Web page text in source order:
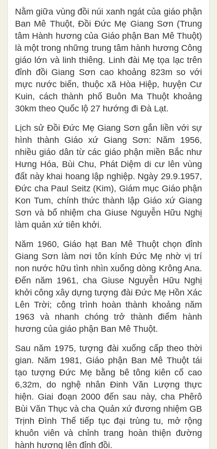
Nằm giữa vùng đồi núi xanh ngát của giáo phận
Ban Mê Thuột, Đồi Đức Mẹ Giang Sơn (Trung
tâm Hành hương của Giáo phận Ban Mê Thuột)
là một trong những trung tâm hành hương Công
giáo lớn và linh thiêng. Linh đài Mẹ tọa lạc trên
đỉnh đồi Giang Sơn cao khoảng 823m so với
mực nước biển, thuộc xã Hòa Hiệp, huyện Cư
Kuin, cách thành phố Buôn Ma Thuột khoảng
30km theo Quốc lộ 27 hướng đi Đà Lạt.
Lịch sử Đồi Đức Mẹ Giang Sơn gắn liền với sự
hình thành Giáo xứ Giang Sơn: Năm 1956,
nhiều giáo dân từ các giáo phận miền Bắc như
Hưng Hóa, Bùi Chu, Phát Diệm di cư lên vùng
đất này khai hoang lập nghiệp. Ngày 29.9.1957,
Đức cha Paul Seitz (Kim), Giám mục Giáo phận
Kon Tum, chính thức thành lập Giáo xứ Giang
Sơn và bổ nhiệm cha Giuse Nguyễn Hữu Nghị
làm quản xứ tiên khởi.
Năm 1960, Giáo hạt Ban Mê Thuột chọn đỉnh
Giang Sơn làm nơi tôn kính Đức Mẹ nhờ vị trí
non nước hữu tình nhìn xuống dòng Krông Ana.
Đến năm 1961, cha Giuse Nguyễn Hữu Nghị
khởi công xây dựng tượng đài Đức Mẹ Hồn Xác
Lên Trời; công trình hoàn thành khoảng năm
1963 và nhanh chóng trở thành điểm hành
hương của giáo phận Ban Mê Thuột.
Sau năm 1975, tượng đài xuống cấp theo thời
gian. Năm 1981, Giáo phận Ban Mê Thuột tái
tạo tượng Đức Mẹ bằng bê tông kiên cố cao
6,32m, do nghệ nhân Đinh Văn Lượng thực
hiện. Giai đoạn 2000 đến sau này, cha Phêrô
Bùi Văn Thục và cha Quản xứ đương nhiệm GB
Trịnh Đình Thế tiếp tục đại trùng tu, mở rộng
khuôn viên và chỉnh trang hoàn thiện đường
hành hương lên đỉnh đồi.